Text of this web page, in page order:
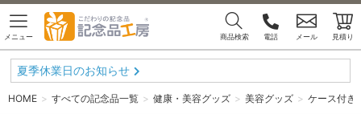
メニュー 商品検索 電話 メール 見積り
夏季休業日のお知らせ
HOME すべての記念品一覧 健康・美容グッズ 美容グッズ ケース付き